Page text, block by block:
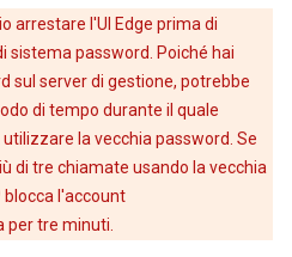
arrestare l'UI Edge prima di
password. Poiché hai
sul server di gestione, potrebbe
di tempo durante il quale
la vecchia password. Se
di tre chiamate usando la vecchia
blocca l'account
tre minuti.